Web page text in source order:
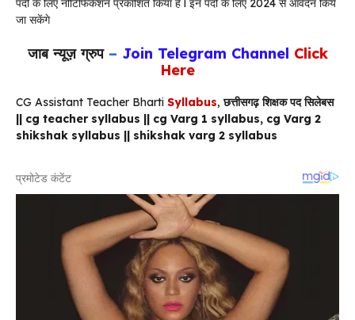
जा सकेंगे
जाब न्यूज़ ग्रुप – Join Telegram Channel Click
Here
CG Assistant Teacher Bharti Syllabus,छत्तीसगढ़ शिक्षक पद सिलेबस
|| cg teacher syllabus || cg Varg 1 syllabus, cg Varg 2
shikshak syllabus || shikshak varg 2 syllabus